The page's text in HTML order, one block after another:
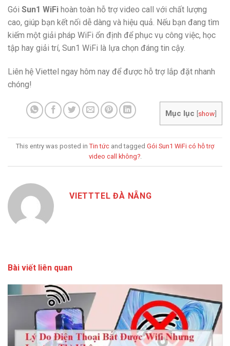
Gói Sun1 WiFi hoàn toàn hỗ trợ video call với chất lượng
cao, giúp bạn kết nối dễ dàng và hiệu quả. Nếu bạn đang tìm
kiếm một giải pháp WiFi ổn định để phục vụ công việc, học
tập hay giải trí, Sun1 WiFi là lựa chọn đáng tin cậy.
Liên hệ Viettel ngay hôm nay để được hỗ trợ lắp đặt nhanh
chóng!
Mục lục [show]
This entry was posted in Tin tức and tagged Gói Sun1 WiFi có hỗ trợ
video call không?.
VIETTTEL ĐÀ NẴNG
Bài viết liên quan